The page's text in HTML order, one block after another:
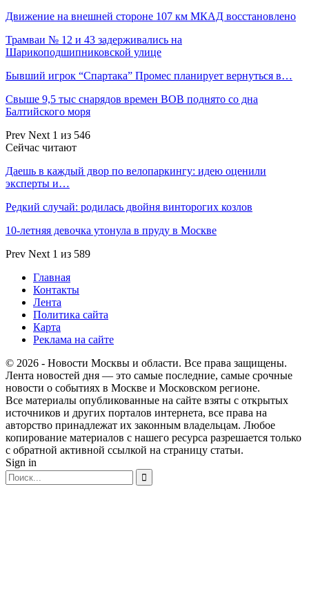
Движение на внешней стороне 107 км МКАД восстановлено
Трамваи № 12 и 43 задерживались на
Шарикоподшипниковской улице
Бывший игрок “Спартака” Промес планирует вернуться в…
Свыше 9,5 тыс снарядов времен ВОВ поднято со дна
Балтийского моря
Prev Next 1 из 546
Сейчас читают
Даешь в каждый двор по велопаркингу: идею оценили
эксперты и…
Редкий случай: родилась двойня винторогих козлов
10-летняя девочка утонула в пруду в Москве
Prev Next 1 из 589
Главная
Контакты
Лента
Политика сайта
Карта
Реклама на сайте
© 2026 - Новости Москвы и области. Все права защищены.
Лента новостей дня — это самые последние, самые срочные
новости о событиях в Москве и Московском регионе.
Все материалы опубликованные на сайте взяты с открытых
источников и других порталов интернета, все права на
авторство принадлежат их законным владельцам. Любое
копирование материалов с нашего ресурса разрешается только
с обратной активной ссылкой на страницу статьи.
Sign in